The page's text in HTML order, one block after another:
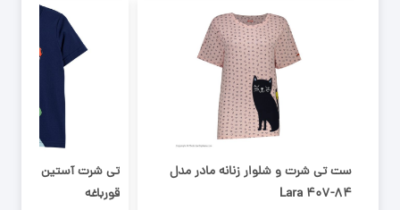
ست تی شرت و شلوار زنانه مادر مدل
Lara 407-84
تی شرت آستین کوتاه
قورباغه